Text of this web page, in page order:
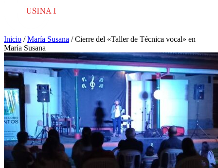
Inicio /María Susana /Cierre del «Taller de Técnica vocal» en
María Susana